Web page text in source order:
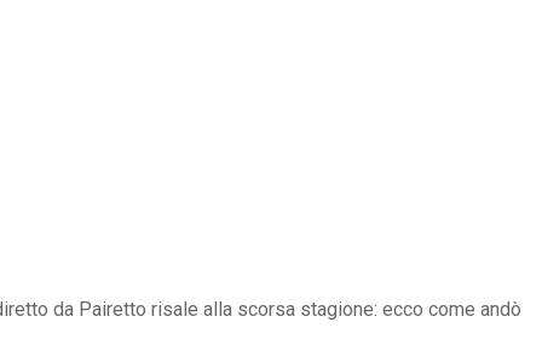
da Pairetto risale alla scorsa stagione: ecco come andò